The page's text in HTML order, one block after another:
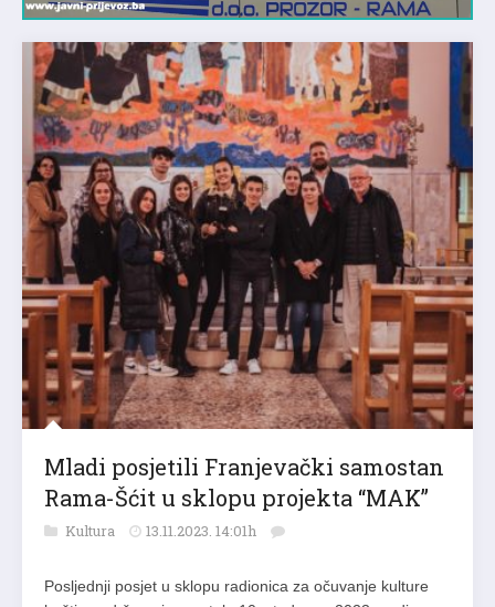
Mladi posjetili Franjevački samostan
Rama-Šćit u sklopu projekta “MAK”
Kultura 13.11.2023. 14:01h
Posljednji posjet u sklopu radionica za očuvanje kulture